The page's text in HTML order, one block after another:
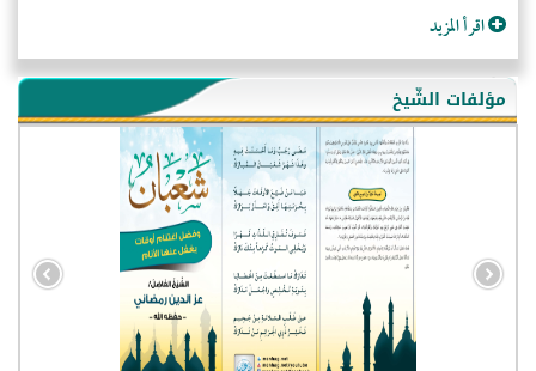
اقرأ المزيد
مؤلفات الشّيخ